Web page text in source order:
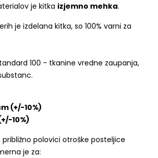
je kitka izjemno mehka.
je izdelana kitka, so 100% varni za
100 - tkanine vredne zaupanja,
(+/-10%)
10%)
približno polovici otroške posteljice
je za: